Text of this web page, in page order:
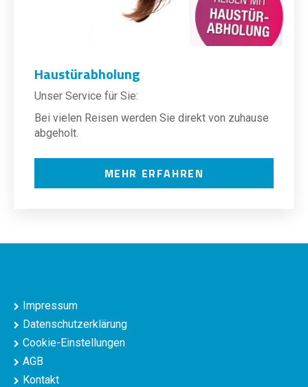
Haustürabholung
Unser Service für Sie:
Bei vielen Reisen werden Sie direkt von zuhause
abgeholt.
MEHR ERFAHREN
Impressum
Datenschutzerklärung
Cookie-Einstellungen
AGB
Kontakt